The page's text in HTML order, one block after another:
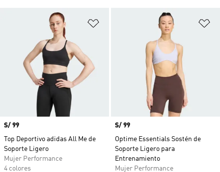
Añadir a la lista de deseos
Precio
S/ 99
Top Deportivo adidas All Me de
Soporte Ligero
Mujer Performance
4 colores
Precio
S/ 99
Optime Essentials Sostén de
Soporte Ligero para
Entrenamiento
Mujer Performance